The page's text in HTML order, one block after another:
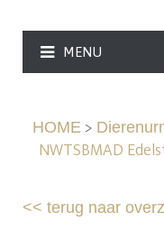
MENU
HOME>
NWTSBMAD
<<terug naar